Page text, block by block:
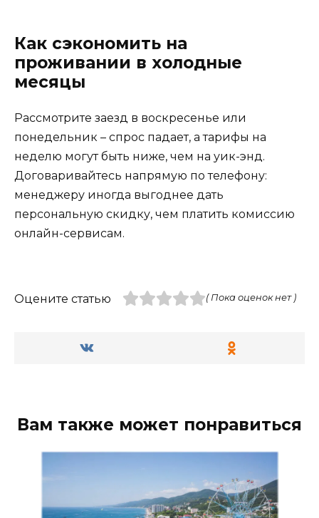
Как сэкономить на
проживании в холодные
месяцы
Рассмотрите заезд в воскресенье или
понедельник – спрос падает, а тарифы на
неделю могут быть ниже, чем на уик-энд.
Договаривайтесь напрямую по телефону:
менеджеру иногда выгоднее дать
персональную скидку, чем платить комиссию
онлайн-сервисам.
Оцените статью ( Пока оценок нет )
Вам также может понравиться